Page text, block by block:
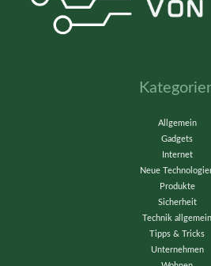
Allgemein
Gadgets
Internet
Neue
Produkte
Sicherheit
Technik allgemein
Tipps & Tricks
Unternehmen